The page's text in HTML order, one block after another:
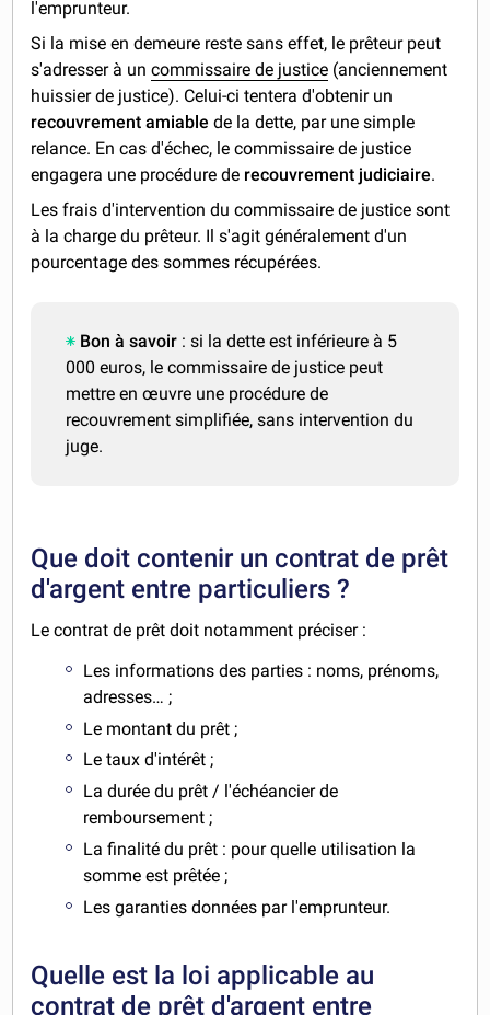
l'emprunteur.
Si la mise en demeure reste sans effet, le prêteur peut
s'adresser à uncommissaire de justice (anciennement
huissier de justice). Celui-ci tentera d'obtenir un
recouvrement amiable de la dette, par une simple
relance. En cas d'échec, le commissaire de justice
engagera une procédure de recouvrement judiciaire.
Les frais d'intervention du commissaire de justice sont
à la charge du prêteur. Il s'agit généralement d'un
pourcentage des sommes récupérées.
Bon à savoir : si la dette est inférieure à 5
000 euros, le commissaire de justice peut
mettre en œuvre une procédure de
recouvrement simplifiée, sans intervention du
juge.
Que doit contenir un contrat de prêt
d'argent entre particuliers ?
Le contrat de prêt doit notamment préciser :
Les informations des parties : noms, prénoms,
adresses… ;
Le montant du prêt ;
Le taux d'intérêt ;
La durée du prêt / l'échéancier de
remboursement ;
La finalité du prêt : pour quelle utilisation la
somme est prêtée ;
Les garanties données par l'emprunteur.
Quelle est la loi applicable au
contrat de prêt d'argent entre